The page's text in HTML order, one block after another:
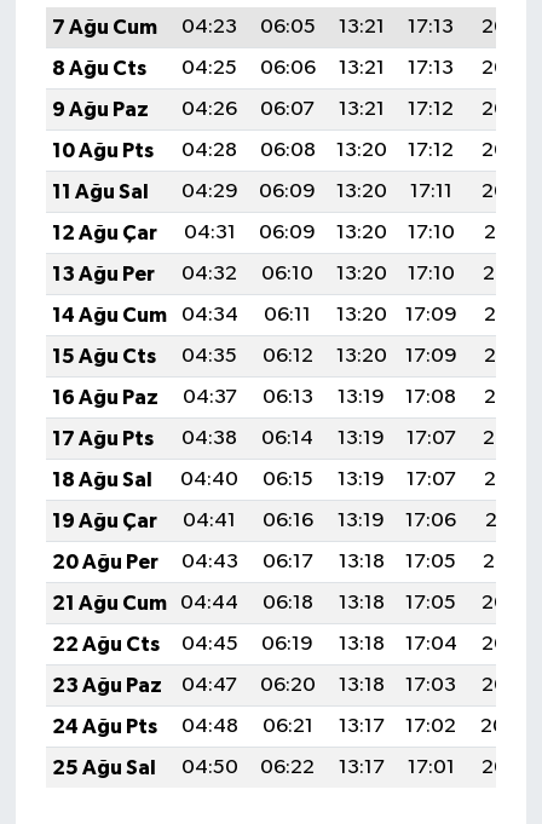
7 Ağu Cum
04:23 06:05 13:21 17:13
20:27
8 Ağu Cts
04:25 06:06 13:21 17:13
20:26
9 Ağu Paz
04:26 06:07 13:21 17:12
20:25
10 Ağu Pts
04:28 06:08 13:20 17:12
20:23
11 Ağu Sal
04:29 06:09 13:20 17:11
20:22
12 Ağu Çar
04:31 06:09 13:20 17:10
20:21
13 Ağu Per
04:32 06:10 13:20 17:10
20:19
14 Ağu Cum
04:34 06:11 13:20 17:09
20:18
15 Ağu Cts
04:35 06:12 13:20 17:09
20:17
16 Ağu Paz
04:37 06:13 13:19 17:08
20:15
17 Ağu Pts
04:38 06:14 13:19 17:07
20:14
18 Ağu Sal
04:40 06:15 13:19 17:07
20:12
19 Ağu Çar
04:41 06:16 13:19 17:06
20:11
20 Ağu Per
04:43 06:17 13:18 17:05
20:10
21 Ağu Cum
04:44 06:18 13:18 17:05
20:08
22 Ağu Cts
04:45 06:19 13:18 17:04
20:07
23 Ağu Paz
04:47 06:20 13:18 17:03
20:05
24 Ağu Pts
04:48 06:21 13:17 17:02
20:04
25 Ağu Sal
04:50 06:22 13:17 17:01 20:02